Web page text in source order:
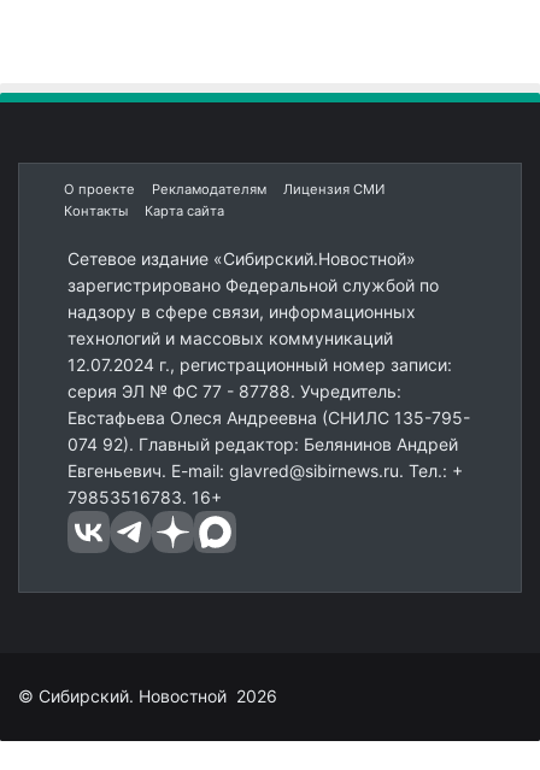
О проекте Рекламодателям
Лицензия СМИ
Контакты
Карта сайта
Сетевое издание «Сибирский.Новостной»
зарегистрировано Федеральной службой по
надзору в сфере связи, информационных
технологий и массовых коммуникаций
12.07.2024 г., регистрационный номер записи:
серия ЭЛ № ФС 77 - 87788. Учредитель:
Евстафьева Олеся Андреевна (СНИЛС 135-795-
074 92). Главный редактор: Белянинов Андрей
Евгеньевич. E-mail: glavred@sibirnews.ru. Тел.: +
79853516783. 16+
© Сибирский. Новостной 2026